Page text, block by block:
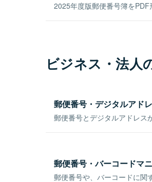
2025年度版郵便番号簿をPDF
ビジネス・法人
郵便番号・デジタルアド
郵便番号とデジタルアドレス
郵便番号・バーコードマ
郵便番号や、バーコードに関